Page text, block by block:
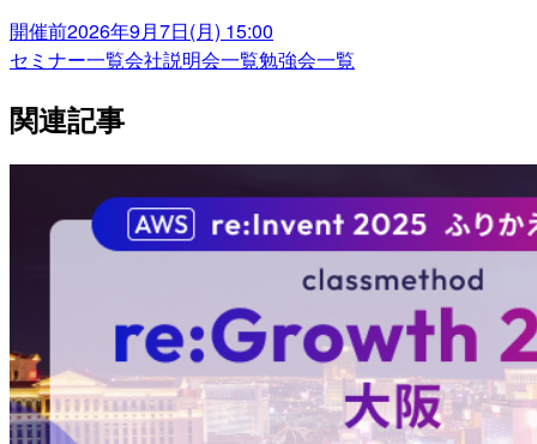
開催前2026年9月7日(月) 15:00
セミナー一覧会社説明会一覧勉強会一覧
関連記事